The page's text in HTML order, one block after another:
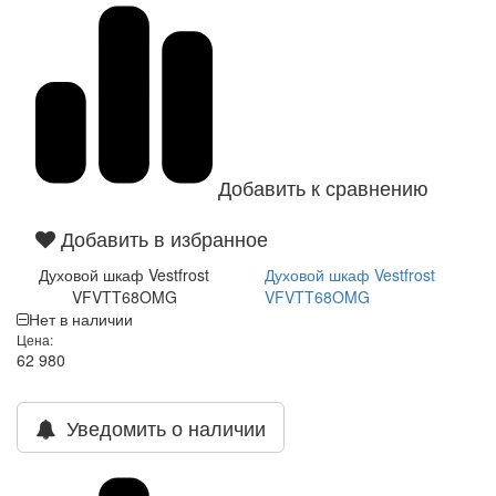
Добавить к сравнению
Добавить в избранное
Духовой шкаф Vestfrost
VFVTT68OMG
Духовой шкаф Vestfrost
VFVTT68OMG
Нет в наличии
Цена:
62 980
Уведомить о наличии